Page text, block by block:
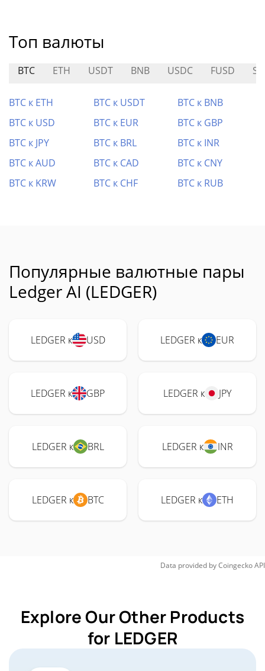
Топ валюты
BTC ETH USDT BNB USDC FUSD
BTC к ETH BTC к USDT
BTC к BNB
BTC к USD
BTC к EUR
BTC к GBP
BTC к JPY
BTC к BRL
BTC к INR
BTC к AUD
BTC к CAD
BTC к CNY
BTC к KRW
BTC к CHF BTC к RUB
Популярные валютные пары
Ledger AI (LEDGER)
LEDGER к USD LEDGER к EUR
LEDGER к GBP LEDGER к JPY
LEDGER к BRL LEDGER к INR
LEDGER к BTC LEDGER к ETH
Data provided byCoingeckoAPI
Explore Our Other Products
for LEDGER